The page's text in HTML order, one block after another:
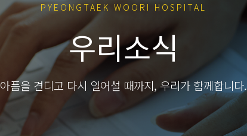
PYEONGTAEK WOORI HOSPITAL
우리소식
아픔을 견디고 다시 일어설 때까지, 우리가 함께합니다.